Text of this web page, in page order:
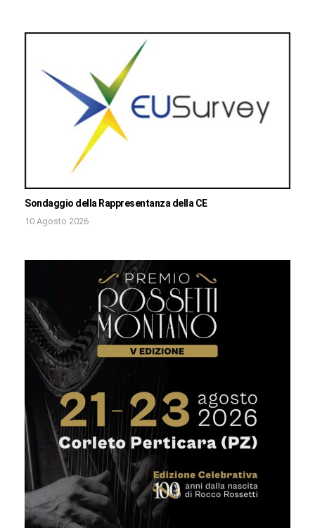
Sondaggio della Rappresentanza della CE
10 Agosto 2026